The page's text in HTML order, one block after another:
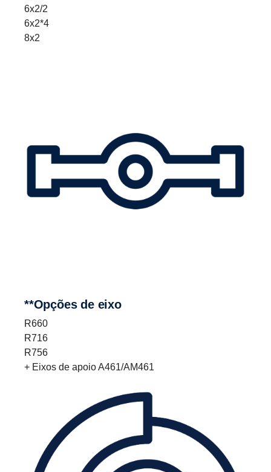
6x2/2
6x2*4
8x2
**Opções de eixo
R660
R716
R756
+ Eixos de apoio A461/AM461